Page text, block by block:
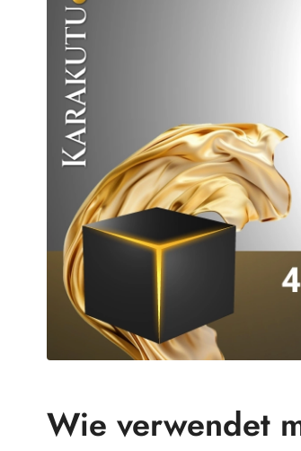
Wie verwendet